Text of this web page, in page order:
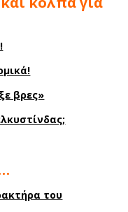
βρες»
του